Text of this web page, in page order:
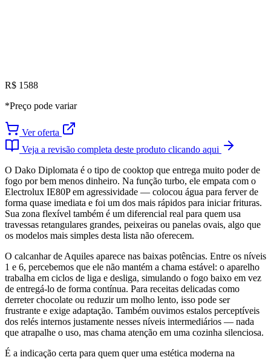
R$ 1588
*Preço pode variar
Ver oferta
Veja a revisão completa deste produto clicando aqui
O Dako Diplomata é o tipo de cooktop que entrega muito poder de
fogo por bem menos dinheiro. Na função turbo, ele empata com o
Electrolux IE80P em agressividade — colocou água para ferver de
forma quase imediata e foi um dos mais rápidos para iniciar frituras.
Sua zona flexível também é um diferencial real para quem usa
travessas retangulares grandes, peixeiras ou panelas ovais, algo que
os modelos mais simples desta lista não oferecem.
O calcanhar de Aquiles aparece nas baixas potências. Entre os níveis
1 e 6, percebemos que ele não mantém a chama estável: o aparelho
trabalha em ciclos de liga e desliga, simulando o fogo baixo em vez
de entregá-lo de forma contínua. Para receitas delicadas como
derreter chocolate ou reduzir um molho lento, isso pode ser
frustrante e exige adaptação. Também ouvimos estalos perceptíveis
dos relés internos justamente nesses níveis intermediários — nada
que atrapalhe o uso, mas chama atenção em uma cozinha silenciosa.
É a indicação certa para quem quer uma estética moderna na